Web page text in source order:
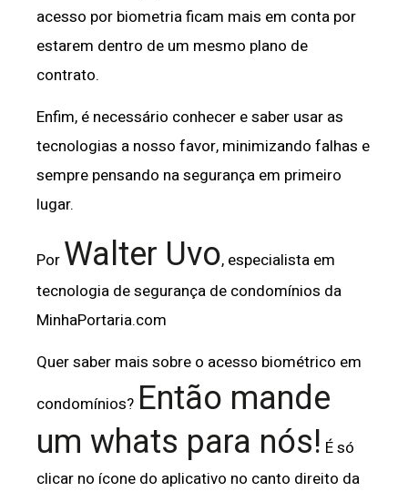
acesso por biometria ficam mais em conta por
estarem dentro de um mesmo plano de
contrato.
Enfim, é necessário conhecer e saber usar as
tecnologias a nosso favor, minimizando falhas e
sempre pensando na segurança em primeiro
lugar.
Por Walter Uvo, especialista em
tecnologia de segurança de condomínios da
MinhaPortaria.com
Quer saber mais sobre o acesso biométrico em
condomínios? Então mande
um whats para nós! É só
clicar no ícone do aplicativo no canto direito da